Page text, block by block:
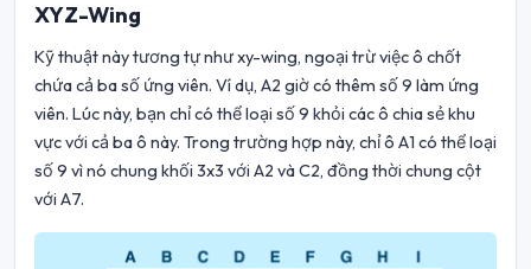
XYZ-Wing
Kỹ thuật này tương tự như xy-wing, ngoại trừ việc ô chốt
chứa cả ba số ứng viên. Ví dụ, A2 giờ có thêm số 9 làm ứng
viên. Lúc này, bạn chỉ có thể loại số 9 khỏi các ô chia sẻ khu
vực với cả ba ô này. Trong trường hợp này, chỉ ô A1 có thể loại
số 9 vì nó chung khối 3x3 với A2 và C2, đồng thời chung cột
với A7.